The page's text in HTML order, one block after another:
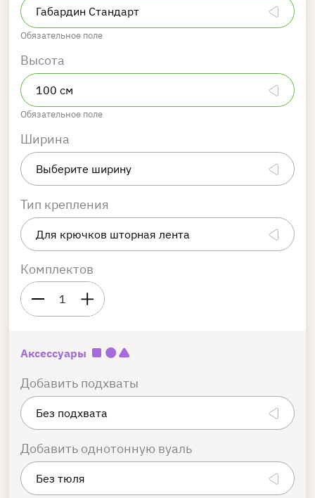
Обязательное поле
Высота
Обязательное поле
Ширина
Тип крепления
Комплектов
1
Аксессуары
Добавить подхваты
Добавить однотонную вуаль